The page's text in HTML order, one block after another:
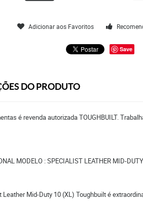
Adicionar aos Favoritos
Save
DO PRODUTO
é revenda autorizada TOUGHBUILT.
MODELO : SPECIALIST LEATHER MID-
Leather Mid-Duty 10 (XL) Toughbuilt é